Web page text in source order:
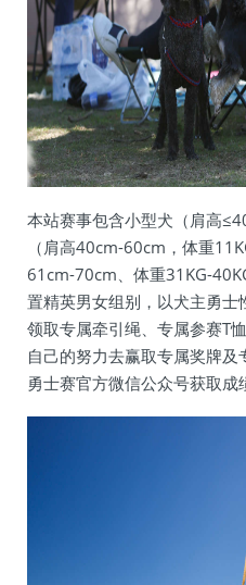
本站赛事包含小型犬（肩高
（肩高40cm-60cm，体重
61cm-70cm、体重31KG-
置精英男女组别，以犬主勇
领取专属牵引绳、专属参赛T
自己的努力去赢取专属奖牌
勇士赛官方微信公众号获取成